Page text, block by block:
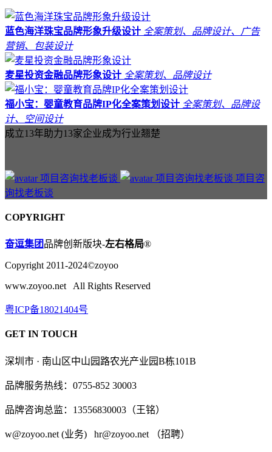
蓝色海洋珠宝品牌形象升级设计 全案策划、品牌设计、广告
营销、包装设计
麦星投资金融品牌形象设计 全案策划、品牌设计
福小宝：婴童教育品牌IP化全案策划设计 全案策划、品牌设
计、空间设计
成立13年助力13家企业成为行业翘楚
项目咨
询找老板谈
COPYRIGHT
奋逗集团品牌创新版块-左右格局®
Copyright 2011-2024©zoyoo
www.zoyoo.net All Rights Reserved
粤ICP备18021404号
GET IN TOUCH
深圳市 · 南山区中山园路农光产业园B栋101B
品牌服务热线：0755-852 30003
品牌咨询总监：13556830003（王铭）
w@zoyoo.net (业务) hr@zoyoo.net （招聘）